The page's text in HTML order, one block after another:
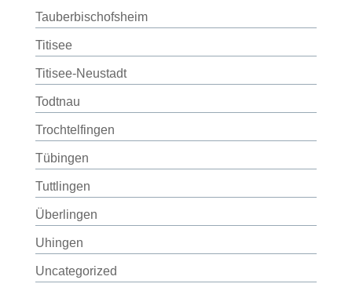
Tauberbischofsheim
Titisee
Titisee-Neustadt
Todtnau
Trochtelfingen
Tübingen
Tuttlingen
Überlingen
Uhingen
Uncategorized